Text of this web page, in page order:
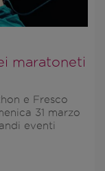
maratoneti
e Fresco
31 marzo
eventi